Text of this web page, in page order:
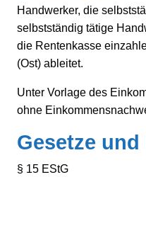
Handwerker, die
selbstständig tätige
die Rentenkasse
(Ost) ableitet.
Unter Vorlage des
ohne
Gesetze
§ 15 EStG